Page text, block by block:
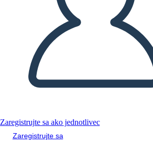
Zaregistrujte sa ako jednotlivec
Zaregistrujte sa